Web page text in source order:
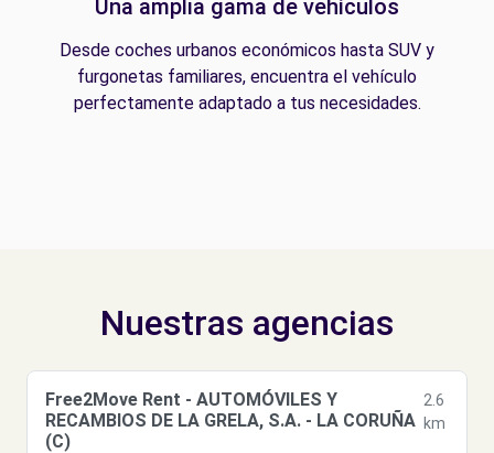
Una amplia gama de vehículos
Desde coches urbanos económicos hasta SUV y
furgonetas familiares, encuentra el vehículo
perfectamente adaptado a tus necesidades.
Nuestras agencias
Free2Move Rent - AUTOMÓVILES Y
RECAMBIOS DE LA GRELA, S.A. - LA CORUÑA
(C)
2.6
km